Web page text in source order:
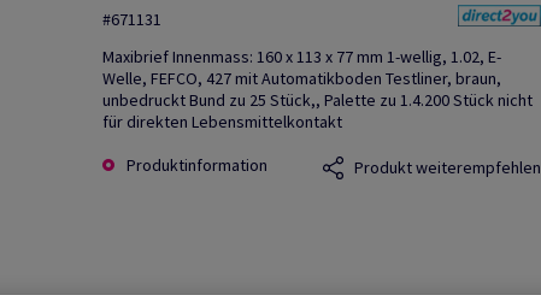
#671131
Maxibrief Innenmass: 160 x 113 x 77 mm 1-wellig, 1.02, E-
Welle, FEFCO, 427 mit Automatikboden Testliner, braun,
unbedruckt Bund zu 25 Stück,, Palette zu 1.4.200 Stück nicht
für direkten Lebensmittelkontakt
Produktinformation
Produkt weiterempfehlen